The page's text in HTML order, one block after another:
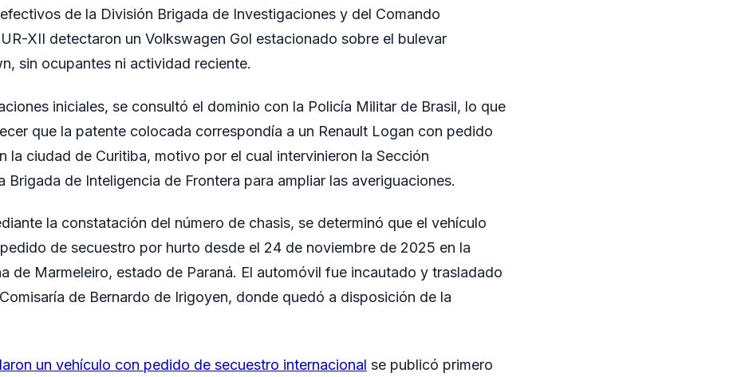
de la División Brigada de Investigaciones y del Comando
XII detectaron un Volkswagen Gol estacionado sobre el bulevar
sin ocupantes ni actividad reciente.
iniciales, se consultó el dominio con la Policía Militar de Brasil, lo que
que la patente colocada correspondía a un Renault Logan con pedido
la ciudad de Curitiba, motivo por el cual intervinieron la Sección
Brigada de Inteligencia de Frontera para ampliar las averiguaciones.
la constatación del número de chasis, se determinó que el vehículo
de secuestro por hurto desde el 24 de noviembre de 2025 en la
de Marmeleiro, estado de Paraná. El automóvil fue incautado y trasladado
de Bernardo de Irigoyen, donde quedó a disposición de la
un vehículo con pedido de secuestro internacional se publicó primero